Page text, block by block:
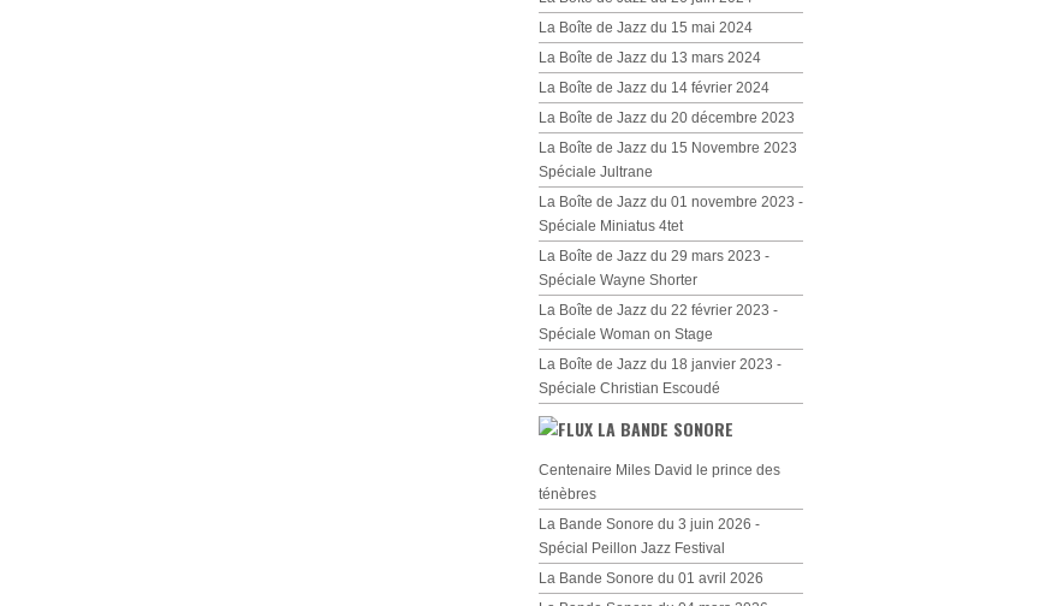
La Boîte de Jazz du 15 mai 2024
La Boîte de Jazz du 13 mars 2024
La Boîte de Jazz du 14 février 2024
La Boîte de Jazz du 20 décembre 2023
La Boîte de Jazz du 15 Novembre 2023
Spéciale Jultrane
La Boîte de Jazz du 01 novembre 2023 -
Spéciale Miniatus 4tet
La Boîte de Jazz du 29 mars 2023 -
Spéciale Wayne Shorter
La Boîte de Jazz du 22 février 2023 -
Spéciale Woman on Stage
La Boîte de Jazz du 18 janvier 2023 -
Spéciale Christian Escoudé
LA BANDE SONORE
Centenaire Miles David le prince des
ténèbres
La Bande Sonore du 3 juin 2026 -
Spécial Peillon Jazz Festival
La Bande Sonore du 01 avril 2026